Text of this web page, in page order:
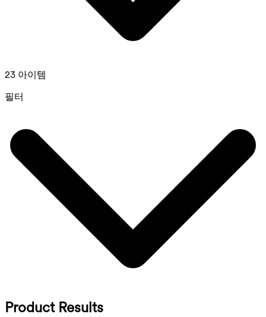
23 아이템
필터
Product Results